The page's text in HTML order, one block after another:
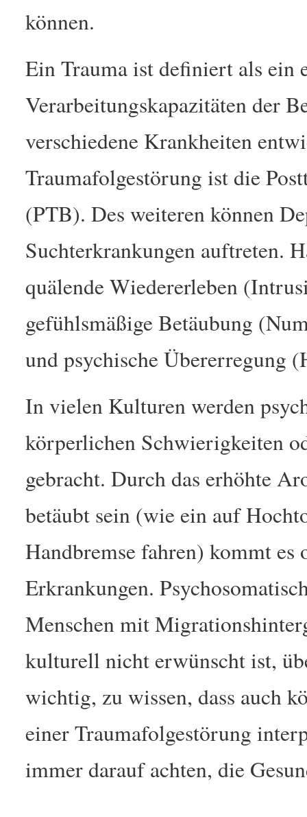
können.
Ein Trauma ist definiert als ein
Verarbeitungskapazitäten der
verschiedene Krankheiten
Traumafolgestörung ist die
(PTB). Des weiteren können
Suchterkrankungen auftreten.
quälende Wiedererleben
gefühlsmäßige Betäubung
und psychische Übererregung
In vielen Kulturen werden
körperlichen Schwierigkeiten
gebracht. Durch das erhöhte
betäubt sein (wie ein auf
Handbremse fahren) kommt
Erkrankungen.
Menschen mit
kulturell nicht erwünscht ist,
wichtig, zu wissen, dass auch
einer Traumafolgestörung
immer darauf achten, die